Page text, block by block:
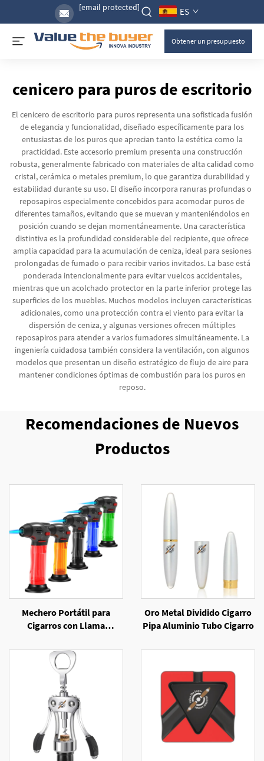
[email protected] ES
Obtener un presupuesto
cenicero para puros de escritorio
El cenicero de escritorio para puros representa una sofisticada fusión
de elegancia y funcionalidad, diseñado específicamente para los
entusiastas de los puros que aprecian tanto la estética como la
practicidad. Este accesorio premium presenta una construcción
robusta, generalmente fabricado con materiales de alta calidad como
cristal, cerámica o metales premium, lo que garantiza durabilidad y
estabilidad durante su uso. El diseño incorpora ranuras profundas o
reposapiros especialmente concebidos para acomodar puros de
diferentes tamaños, evitando que se muevan y manteniéndolos en
posición cuando se dejan momentáneamente. Una característica
distintiva es la profundidad considerable del recipiente, que ofrece
amplia capacidad para la acumulación de ceniza, ideal para sesiones
prolongadas de fumado o para recibir varios invitados. La base está
ponderada intencionalmente para evitar vuelcos accidentales,
mientras que un acolchado protector en la parte inferior protege las
superficies de los muebles. Muchos modelos incluyen características
adicionales, como una protección contra el viento para evitar la
dispersión de ceniza, y algunas versiones ofrecen múltiples
reposapiros para atender a varios fumadores simultáneamente. La
ingeniería cuidadosa también considera la ventilación, con algunos
modelos que presentan un diseño estratégico de flujo de aire para
mantener condiciones óptimas de combustión para los puros en
reposo.
Recomendaciones de Nuevos
Productos
Mechero Portátil para
Cigarros con Llama
Viento
Oro Metal Dividido Cigarro
Pipa Aluminio Tubo Cigarro